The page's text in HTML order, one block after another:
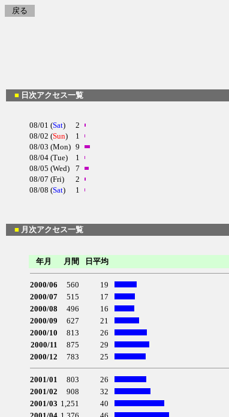
戻る
■ 日次アクセス一覧
08/01 (Sat)
2
08/02 (Sun)
1
08/03 (Mon) 9
08/04 (Tue)
1
08/05 (Wed)
7
08/07 (Fri)
2
08/08 (Sat) 1
■ 月次アクセス一覧
年月 月間 日平均
2000/06 560
19
2000/07
515
17
2000/08
496
16
2000/09
627
21
2000/10
813
26
2000/11
875
29
2000/12
783 25
2001/01 803
26
2001/02
908
32
2001/03 1,251
40